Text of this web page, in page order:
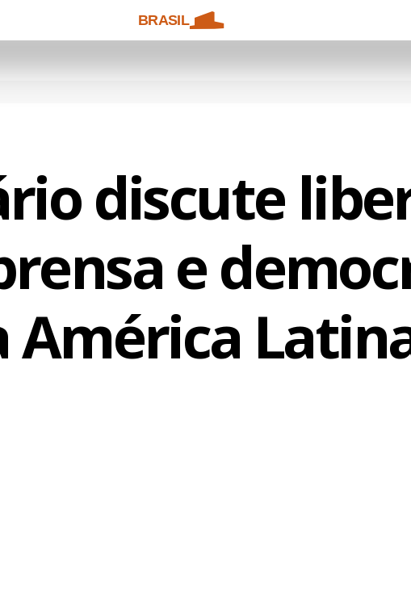
BRASIL
discute
e
América